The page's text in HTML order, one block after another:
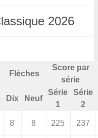
2026
Flèches
Score par
série
Dix Neuf
Série
1
Série
2
8' 8 225 237